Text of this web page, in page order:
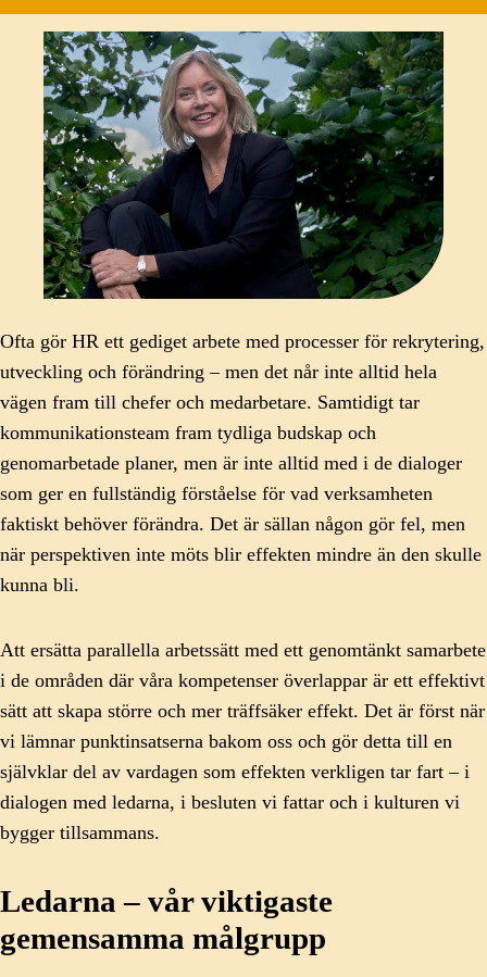
Ofta gör HR ett gediget arbete med processer för rekrytering,
utveckling och förändring – men det når inte alltid hela
vägen fram till chefer och medarbetare. Samtidigt tar
kommunikationsteam fram tydliga budskap och
genomarbetade planer, men är inte alltid med i de dialoger
som ger en fullständig förståelse för vad verksamheten
faktiskt behöver förändra. Det är sällan någon gör fel, men
när perspektiven inte möts blir effekten mindre än den skulle
kunna bli.
Att ersätta parallella arbetssätt med ett genomtänkt samarbete
i de områden där våra kompetenser överlappar är ett effektivt
sätt att skapa större och mer träffsäker effekt. Det är först när
vi lämnar punktinsatserna bakom oss och gör detta till en
självklar del av vardagen som effekten verkligen tar fart – i
dialogen med ledarna, i besluten vi fattar och i kulturen vi
bygger tillsammans.
Ledarna – vår viktigaste
gemensamma målgrupp